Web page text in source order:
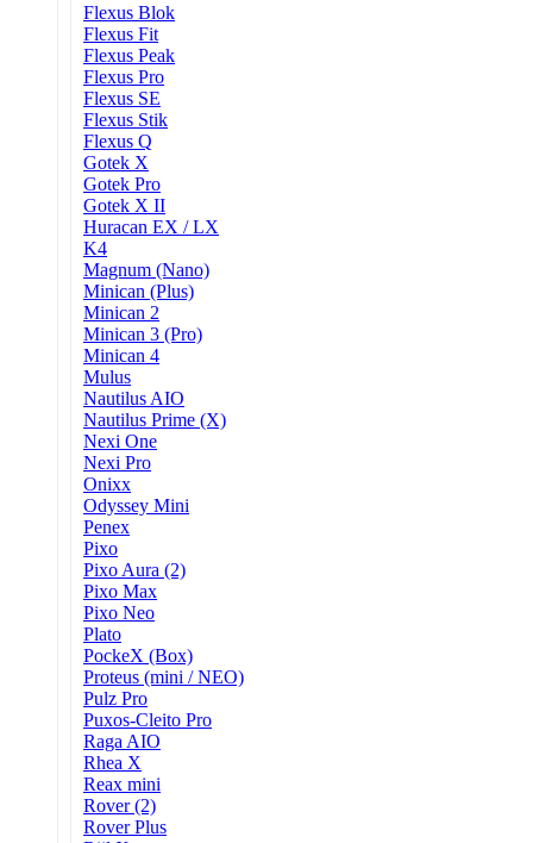
Flexus Blok
Flexus Fit
Flexus Peak
Flexus Pro
Flexus SE
Flexus Stik
Flexus Q
Gotek X
Gotek Pro
Gotek X II
Huracan EX / LX
K4
Magnum (Nano)
Minican (Plus)
Minican 2
Minican 3 (Pro)
Minican 4
Mulus
Nautilus AIO
Nautilus Prime (X)
Nexi One
Nexi Pro
Onixx
Odyssey Mini
Penex
Pixo
Pixo Aura (2)
Pixo Max
Pixo Neo
Plato
PockeX (Box)
Proteus (mini / NEO)
Pulz Pro
Puxos-Cleito Pro
Raga AIO
Rhea X
Reax mini
Rover (2)
Rover Plus